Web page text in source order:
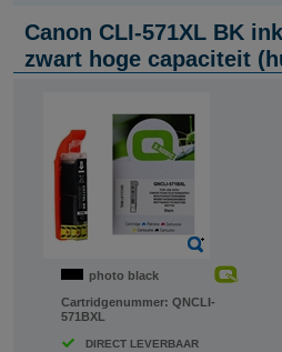
Canon CLI-571XL BK
zwart hoge capaciteit
photo black
Cartridgenummer: QNCLI-
571BXL
DIRECT LEVERBAAR